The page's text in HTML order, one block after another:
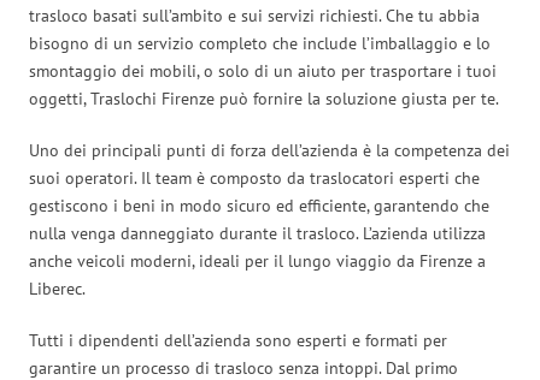
trasloco basati sull’ambito e sui servizi richiesti. Che tu abbia
bisogno di un servizio completo che include l’imballaggio e lo
smontaggio dei mobili, o solo di un aiuto per trasportare i tuoi
oggetti, Traslochi Firenze può fornire la soluzione giusta per te.
Uno dei principali punti di forza dell’azienda è la competenza dei
suoi operatori. Il team è composto da traslocatori esperti che
gestiscono i beni in modo sicuro ed efficiente, garantendo che
nulla venga danneggiato durante il trasloco. L’azienda utilizza
anche veicoli moderni, ideali per il lungo viaggio da Firenze a
Liberec.
Tutti i dipendenti dell’azienda sono esperti e formati per
garantire un processo di trasloco senza intoppi. Dal primo